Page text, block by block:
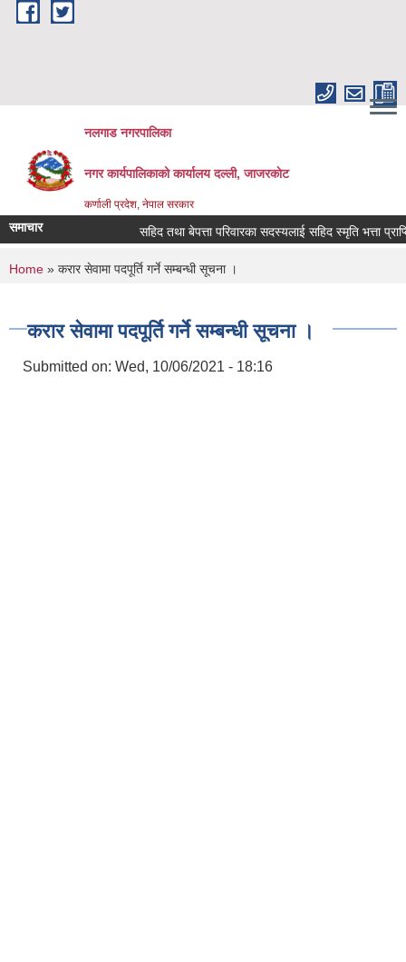
Skip to main content
नलगाड नगरपालिका
नगर कार्यपालिकाको कार्यालय दल्ली, जाजरकाेट
कर्णाली प्रदेश, नेपाल सरकार
समाचार सहिद तथा बेपत्ता परिवारका सदस्यलाई सहिद स्मृति भत्ता
You are here
Home » करार सेवामा पदपूर्ति गर्ने सम्बन्धी सूचना ।
करार सेवामा पदपूर्ति गर्ने सम्बन्धी सूचना ।
Submitted on: Wed, 10/06/2021 - 18:16